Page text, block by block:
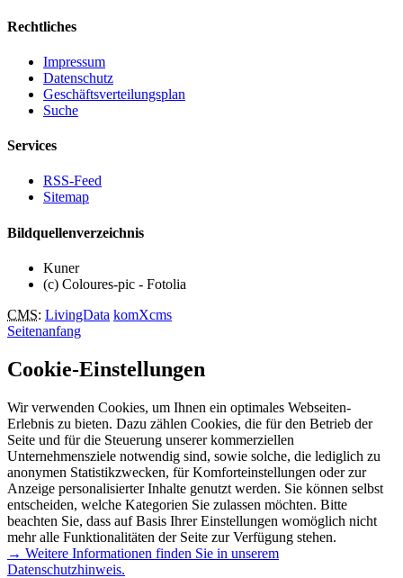
Rechtliches
Impressum
Datenschutz
Geschäftsverteilungsplan
Suche
Services
RSS-Feed
Sitemap
Bildquellenverzeichnis
Kuner
(c) Coloures-pic - Fotolia
CMS: LivingData komXcms
Seitenanfang
Cookie-Einstellungen
Wir verwenden Cookies, um Ihnen ein optimales Webseiten-
Erlebnis zu bieten. Dazu zählen Cookies, die für den Betrieb der
Seite und für die Steuerung unserer kommerziellen
Unternehmensziele notwendig sind, sowie solche, die lediglich zu
anonymen Statistikzwecken, für Komforteinstellungen oder zur
Anzeige personalisierter Inhalte genutzt werden. Sie können selbst
entscheiden, welche Kategorien Sie zulassen möchten. Bitte
beachten Sie, dass auf Basis Ihrer Einstellungen womöglich nicht
mehr alle Funktionalitäten der Seite zur Verfügung stehen.
→ Weitere Informationen finden Sie in unserem
Datenschutzhinweis.